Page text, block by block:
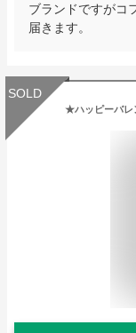
ブランドですがコ
届きます。
SOLD